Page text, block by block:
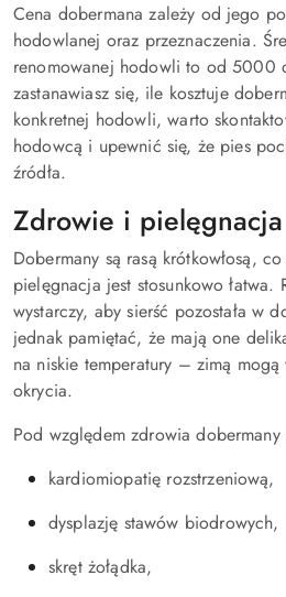
Cena dobermana zależy od jego
hodowlanej oraz przeznaczenia.
renomowanej hodowli to od 5000
zastanawiasz się, ile kosztuje
konkretnej hodowli, warto
hodowcą i upewnić się, że pies
źródła.
Zdrowie i
Dobermany są rasą krótkowłosą,
pielęgnacja jest stosunkowo łatwa.
wystarczy, aby sierść pozostała w
jednak pamiętać, że mają one
na niskie temperatury – zimą
okrycia.
Pod względem zdrowia
kardiomiopatię rozstrzeniową,
dysplazję stawów biodrowych,
skręt żołądka,